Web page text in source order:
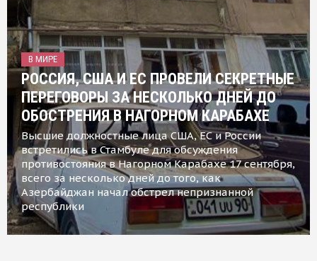
В МИРЕ
РОССИЯ, США И ЕС ПРОВЕЛИ СЕКРЕТНЫЕ
ПЕРЕГОВОРЫ ЗА НЕСКОЛЬКО ДНЕЙ ДО
ОБОСТРЕНИЯ В НАГОРНОМ КАРАБАХЕ
Высшие должностные лица США, ЕС и России
встретились в Стамбуле для обсуждения
противостояния в Нагорном Карабахе 17 сентября,
всего за несколько дней до того, как
Азербайджан начал обстрел непризнанной
республики